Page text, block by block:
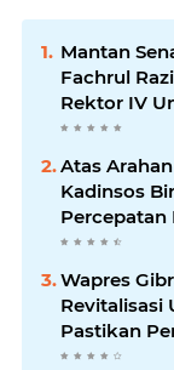
Mantan
Fachrul
Rektor IV
Kartamulia
Atas
Kadinsos
Percepatan
Intens
Kemensos
Wapres
Revitalisasi
Pastikan